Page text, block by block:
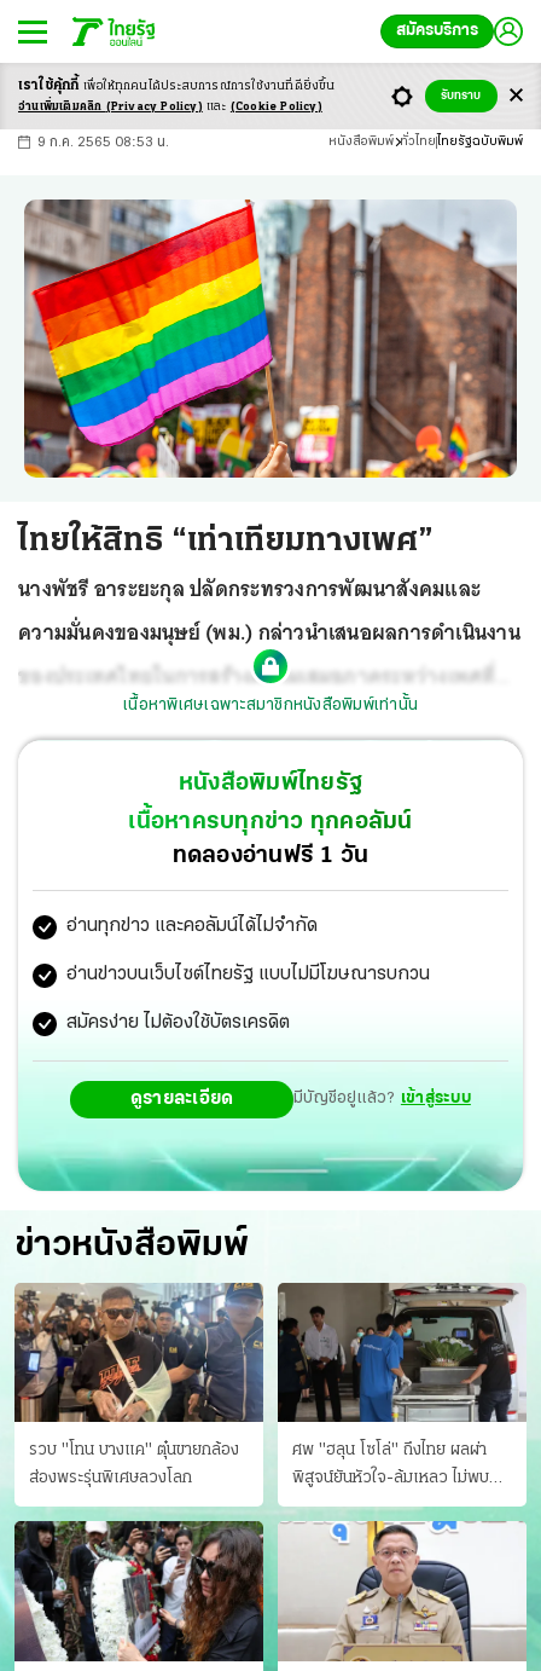
สมัครบริการ
-ก ก ก+
9 ก.ค. 2565 08:53 น. หนังสือพิมพ์ ทั่วไทย ไทยรัฐฉบับพิมพ์
ไทยให้สิทธิ “เท่าเทียมทางเพศ”
นางพัชรี อาระยะกุล ปลัดกระทรวงการพัฒนาสังคมและ
ความมั่นคงของมนุษย์ (พม.) กล่าวนำเสนอผลการดำเนินงาน
ของประเทศไทยในการสร้างความเสมอภาคระหว่างเพศที่
สอดคล้องกับเป้าหมายการพัฒนาที่ยั่งยืน (SDGs) เป้าหมาย
ที่ 5 Gender Equality (ความเท่าเทียมทางเพศ)
ประเทศสมาชิกสหประชาชาติ ในการประชุมหารือระดับสูง
ทางการเมืองว่าด้วยการพัฒนาที่ยั่งยืน ประจำปี 2565 ที่
สำนักงานใหญ่สหประชาชาติ นครนิวยอร์ก สหรัฐอเมริกา ว่า
ปัจจุบันประเทศไทยมีความก้าวหน้าในการส่งเสริมสิทธิสตรี
และสร้างความเท่าเทียมทางเพศหลายประการอาทิ
มาตรการการคุ้มครองผู้หญิงและเด็กจากความรุนแรงใน
ครอบครัว การล่วงละเมิดและการคุกคามทางเพศ การฟื้นฟู
เยียวยาจากการเป็นผู้เสียหายจากการค้ามนุษย์ การตั้งศูนย์
ประสานงานด้านเด็กและสตรีในจังหวัดชายแดนภาคใต้
(ศป.ดส.) เพื่อส่งเสริมความเสมอภาคทางเพศ รวมถึงนโยบาย
การศึกษาเพื่อทุกคนสำหรับโอกาสทางการศึกษาที่เท่าเทียม
ของผู้หญิงและเด็ก
เนื้อหาพิเศษเฉพาะสมาชิกหนังสือพิมพ์เท่านั้น
หนังสือพิมพ์ไทยรัฐ
เนื้อหาครบทุกข่าว ทุกคอลัมน์
ทดลองอ่านฟรี 1 วัน
อ่านทุกข่าว และคอลัมน์ได้ไม่จำกัด
อ่านข่าวบนเว็บไซต์ไทยรัฐ แบบไม่มีโฆษณารบกวน
สมัครง่าย ไม่ต้องใช้บัตรเครดิต
ดูรายละเอียด มีบัญชีอยู่แล้ว? เข้าสู่ระบบ
ข่าวหนังสือพิมพ์
รวบ "โทน บางแค" ตุ๋นขายกล้อง
ส่องพระรุ่นพิเศษลวงโลก
ศพ "ฮลุน โซโล่" ถึงไทย ผลผ่า
พิสูจน์ยันหัวใจ-ล้มเหลว ไม่พบ
บาดแผล
เราใช้คุ้กกี้ เพื่อให้ทุกคนได้ประสบการณ์การใช้งานที่ดียิ่งขึ้น
อ่านเพิ่มเติมคลิก (Privacy Policy) และ (Cookie Policy)
รับทราบ